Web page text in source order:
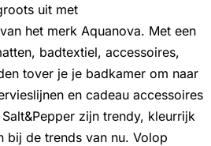
uit met
het merk Aquanova. Met een
badtextiel, accessoires,
tover je je badkamer om naar
en cadeau accessoires
zijn trendy, kleurrijk
bij de trends van nu. Volop